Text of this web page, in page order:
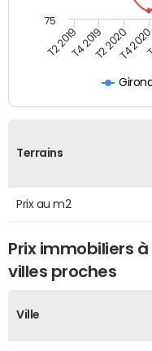
T2 2019T4 2019T2 2020
T4
75
Terrains
Prix au m2
Prix immobiliers
villes proches
Ville